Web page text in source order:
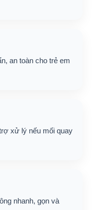
an toàn cho trẻ em
xử lý nếu mối quay
nhanh, gọn và